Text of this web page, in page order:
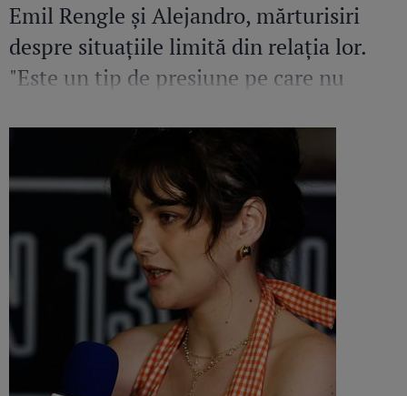
Emil Rengle și Alejandro, mărturisiri
despre situațiile limită din relația lor.
"Este un tip de presiune pe care nu